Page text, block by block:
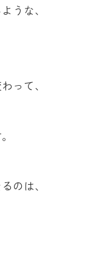
うな、
って、
のは、